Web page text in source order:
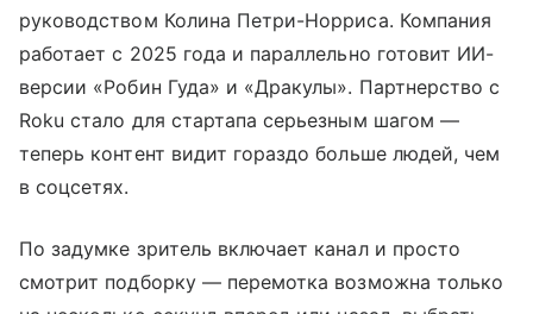
руководством Колина Петри-Норриса. Компания
работает с 2025 года и параллельно готовит ИИ-
версии «Робин Гуда» и «Дракулы». Партнерство с
Roku стало для стартапа серьезным шагом —
теперь контент видит гораздо больше людей, чем
в соцсетях.
По задумке зритель включает канал и просто
смотрит подборку — перемотка возможна только